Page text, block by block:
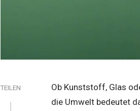
TEILEN
Ob Kunststoff, Glas
die Umwelt bedeutet